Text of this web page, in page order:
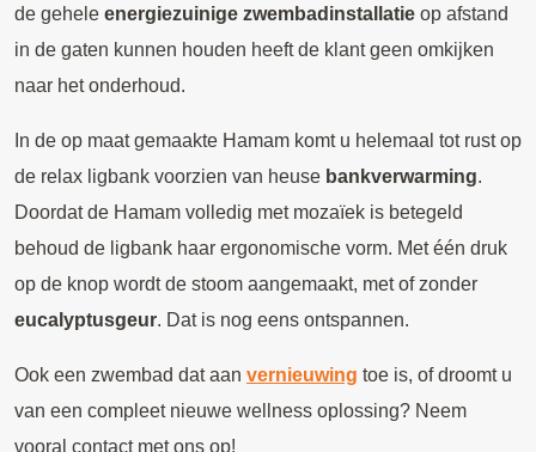
de gehele energiezuinige zwembadinstallatie op afstand
in de gaten kunnen houden heeft de klant geen omkijken
naar het onderhoud.
In de op maat gemaakte Hamam komt u helemaal tot rust op
de relax ligbank voorzien van heuse bankverwarming.
Doordat de Hamam volledig met mozaïek is betegeld
behoud de ligbank haar ergonomische vorm. Met één druk
op de knop wordt de stoom aangemaakt, met of zonder
eucalyptusgeur. Dat is nog eens ontspannen.
Ook een zwembad dat aan vernieuwing toe is, of droomt u
van een compleet nieuwe wellness oplossing? Neem
vooral contact met ons op!